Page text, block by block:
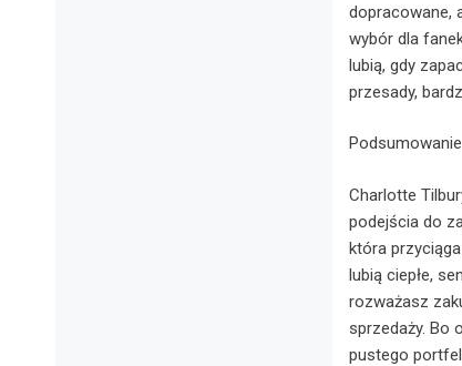
dopracowane,
wybór dla
lubią, gdy
przesady,
Podsumowanie
Charlotte
podejścia do
która
lubią ciepłe,
rozważasz
sprzedaży. Bo
pustego